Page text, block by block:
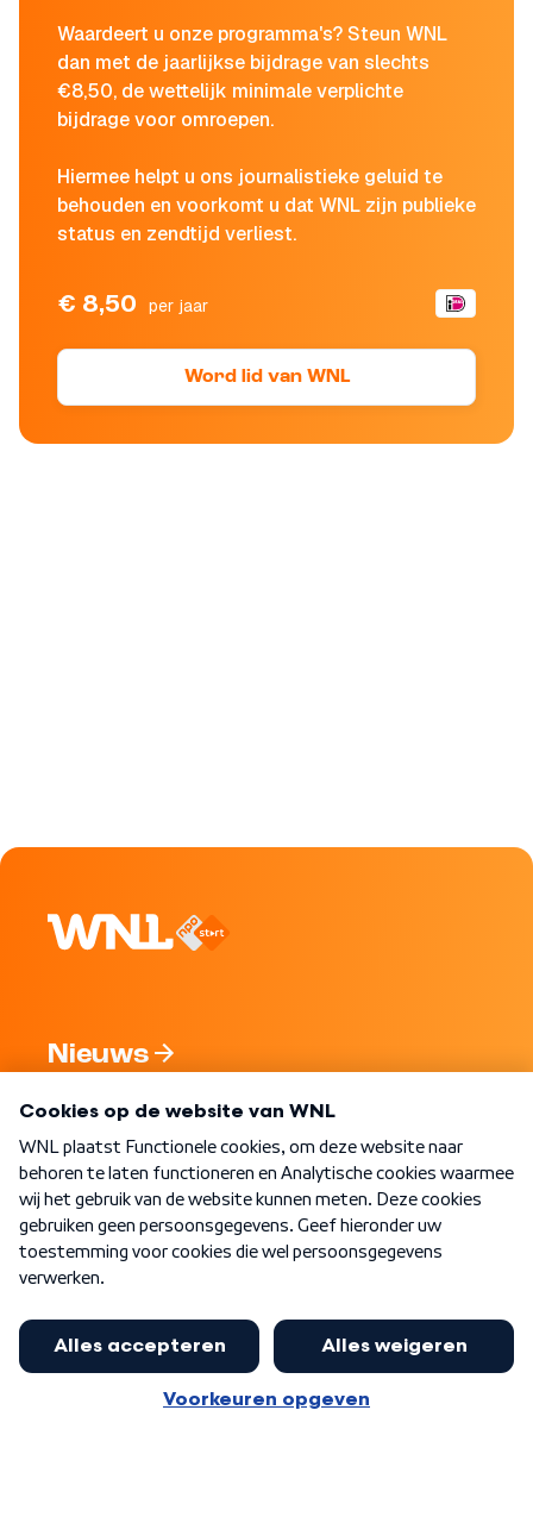
Waardeert u onze programma's? Steun WNL
dan met de jaarlijkse bijdrage van slechts
€8,50, de wettelijk minimale verplichte
bijdrage voor omroepen.
Hiermee helpt u ons journalistieke geluid te
behouden en voorkomt u dat WNL zijn publieke
status en zendtijd verliest.
€ 8,50 per jaar
Word lid van WNL
Nieuws
Nieuwsbrief
Word Lid